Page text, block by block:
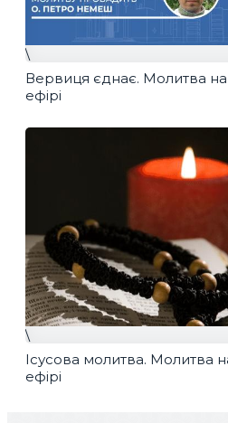
\
Вервиця єднає. Молитва
ефірі
\
Ісусова молитва. Молитва
ефірі